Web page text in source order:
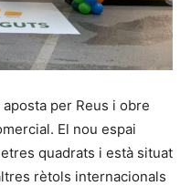
per Reus i obre
El nou espai
quadrats i està situat
rètols internacionals